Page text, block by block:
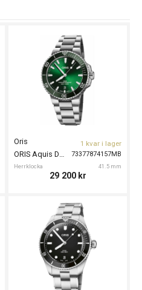
73377874157MB
Oris
Herrklocka 41.5 mm
1 kvar i lager
29 200 kr